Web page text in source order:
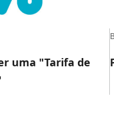
uma "Tarifa de